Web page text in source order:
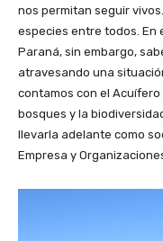
nos permitan seguir
especies entre todos. En
Paraná, sin embargo,
atravesando una
contamos con el
bosques y la
llevarla adelante como
Empresa y